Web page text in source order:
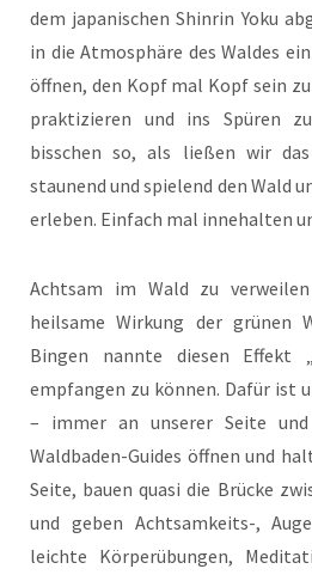
dem japanischen Shinrin Yoku
in die Atmosphäre des Waldes
öffnen, den Kopf mal Kopf sein
praktizieren und ins Spüren
bisschen so, als ließen wir
staunend und spielend den Wald
erleben. Einfach mal innehalten
Achtsam im Wald zu
heilsame Wirkung der
Bingen nannte diesen Effekt
empfangen zu können. Dafür ist
– immer an unserer Seite
Waldbaden-Guides öffnen und
Seite, bauen quasi die Brücke
und geben Achtsamkeits-,
leichte Körperübungen,